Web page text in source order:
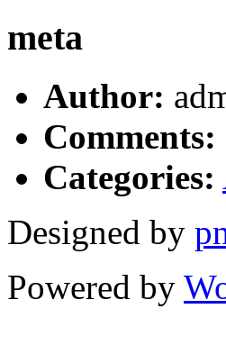
meta
Author:
Comments:
Categories:
Designed by
Powered by